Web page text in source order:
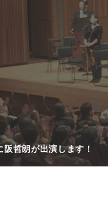
指揮者・楽
山響アマデ
山響の教育
動画で見
団体
哲朗が出演します！